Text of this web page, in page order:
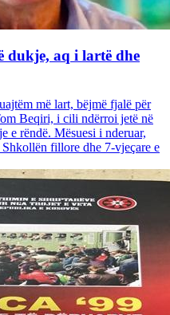
dukje, aq i lartë dhe
më lart, bëjmë fjalë për
Beqiri, i cili ndërroi jetë në
e rëndë. Mësuesi i nderuar,
fillore dhe 7-vjeçare e